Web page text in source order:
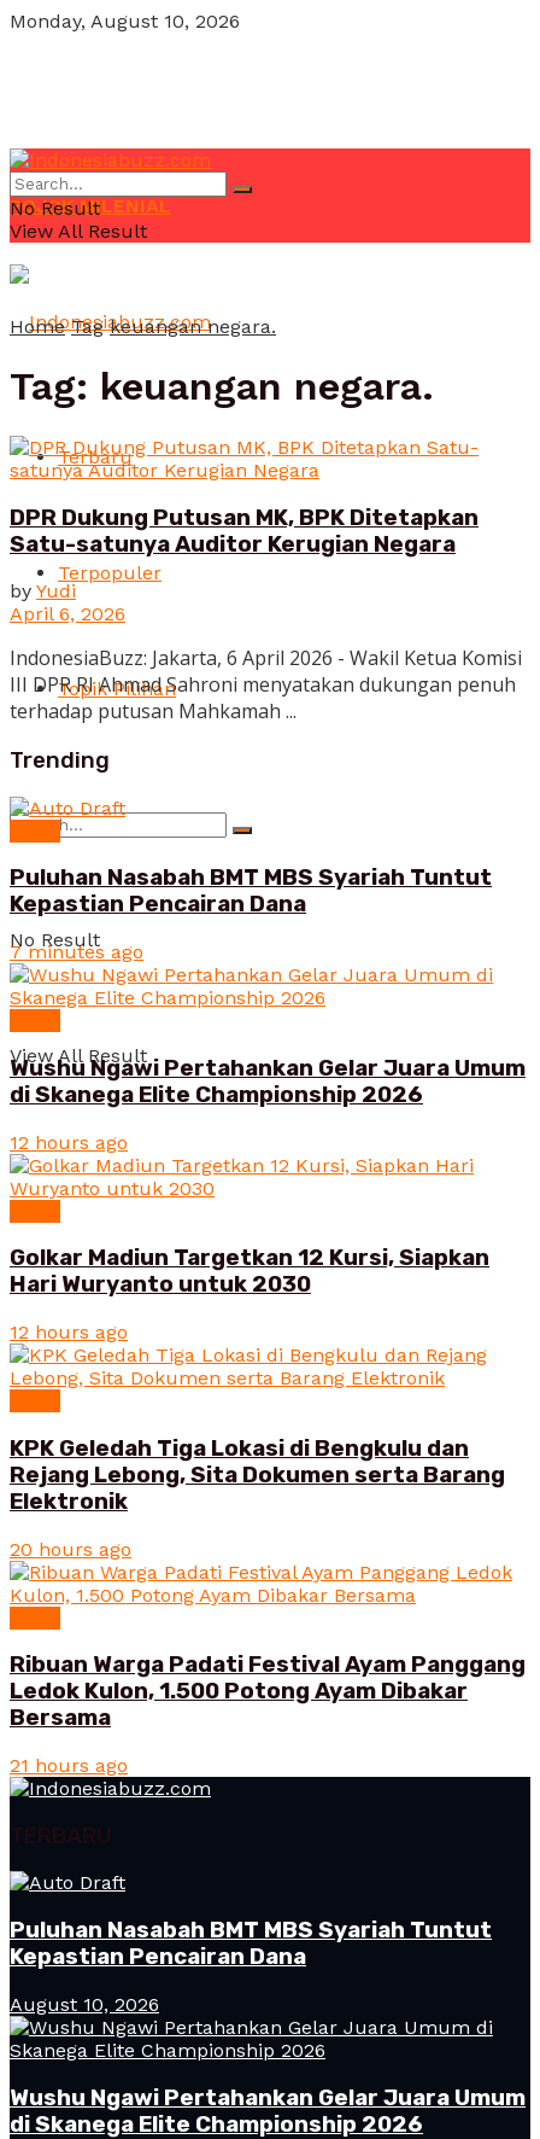
Monday, August 10, 2026
POJOK MILENIAL
Terbaru
Terpopuler
Topik Pilihan
No Result
View All Result
No Result
View All Result
Home Tag keuangan negara.
Tag: keuangan negara.
DPR Dukung Putusan MK, BPK Ditetapkan
Satu-satunya Auditor Kerugian Negara
by Yudi
April 6, 2026
IndonesiaBuzz: Jakarta, 6 April 2026 - Wakil Ketua Komisi
III DPR RI Ahmad Sahroni menyatakan dukungan penuh
terhadap putusan Mahkamah ...
Trending
Puluhan Nasabah BMT MBS Syariah Tuntut
Kepastian Pencairan Dana
7 minutes ago
Wushu Ngawi Pertahankan Gelar Juara Umum
di Skanega Elite Championship 2026
12 hours ago
Golkar Madiun Targetkan 12 Kursi, Siapkan
Hari Wuryanto untuk 2030
12 hours ago
KPK Geledah Tiga Lokasi di Bengkulu dan
Rejang Lebong, Sita Dokumen serta Barang
Elektronik
20 hours ago
Ribuan Warga Padati Festival Ayam Panggang
Ledok Kulon, 1.500 Potong Ayam Dibakar
Bersama
21 hours ago
TERBARU
Puluhan Nasabah BMT MBS Syariah Tuntut
Kepastian Pencairan Dana
August 10, 2026
Wushu Ngawi Pertahankan Gelar Juara Umum
di Skanega Elite Championship 2026